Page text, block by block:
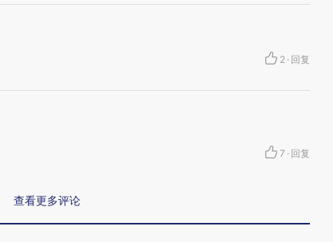
2 · 回复
7 · 回复
查看更多评论